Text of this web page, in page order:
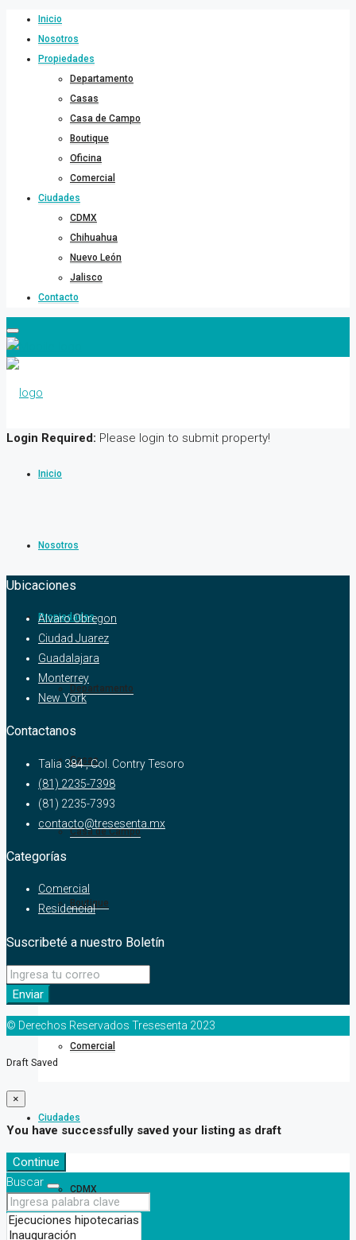
Inicio
Nosotros
Propiedades
Departamento
Casas
Casa de Campo
Boutique
Oficina
Comercial
Ciudades
CDMX
Chihuahua
Nuevo León
Jalisco
Contacto
Inicio
Nosotros
Propiedades
Departamento
Casas
Casa de Campo
Boutique
Oficina
Comercial
Ciudades
CDMX
Login Required: Please login to submit property!
Ubicaciones
Alvaro Obregon
Ciudad Juarez
Guadalajara
Monterrey
New York
Contactanos
Talia 384 , Col. Contry Tesoro
(81) 2235-7398
(81) 2235-7393
contacto@tresesenta.mx
Categorías
Comercial
Residencial
Suscribeté a nuestro Boletín
Enviar
© Derechos Reservados Tresesenta 2023
Draft Saved
×
You have successfully saved your listing as draft
Continue
Buscar